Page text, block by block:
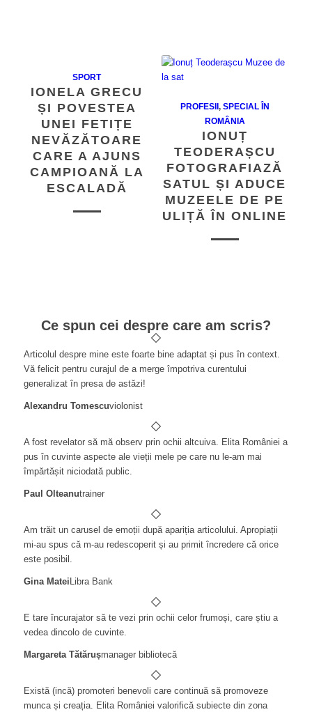
SPORT
IONELA GRECU
ȘI POVESTEA
UNEI FETIȚE
NEVĂZĂTOARE
CARE A AJUNS
CAMPIOANĂ LA
ESCALADĂ
PROFESII , SPECIAL ÎN
ROMÂNIA
IONUȚ
TEODERAȘCU
FOTOGRAFIAZĂ
SATUL ȘI ADUCE
MUZEELE DE PE
ULIȚĂ ÎN ONLINE
Ce spun cei despre care am scris?
Articolul despre mine este foarte bine adaptat și pus în context.
Vă felicit pentru curajul de a merge împotriva curentului
generalizat în presa de astăzi!
Alexandru Tomescuviolonist
A fost revelator să mă observ prin ochii altcuiva. Elita României a
pus în cuvinte aspecte ale vieții mele pe care nu le-am mai
împărtășit niciodată public.
Paul Olteanutrainer
Am trăit un carusel de emoții după apariția articolului. Apropiații
mi-au spus că m-au redescoperit și au primit încredere că orice
este posibil.
Gina Matei Libra Bank
E tare încurajator să te vezi prin ochii celor frumoși, care știu a
vedea dincolo de cuvinte.
Margareta Tătărușmanager bibliotecă
Există (incă) promoteri benevoli care continuă să promoveze
munca și creația. Elita României valorifică subiecte din zona